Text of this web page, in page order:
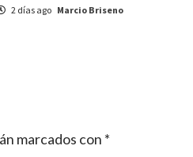
2 días ago Marcio Briseno
marcados con *